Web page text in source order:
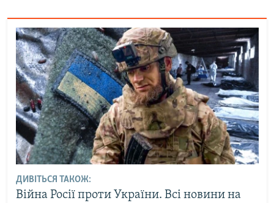
ДИВІТЬСЯ ТАКОЖ:
Війна Росії проти України. Всі новини на